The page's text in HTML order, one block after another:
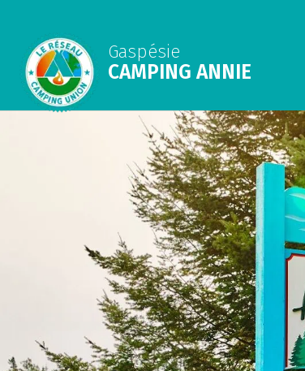
Gaspésie
CAMPING ANNIE